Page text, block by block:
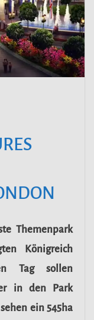
Themenpark
Königreich
Tag sollen
in den Park
ein 545ha